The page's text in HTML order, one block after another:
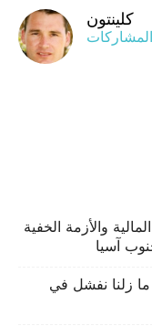
كلينتون
والأزمة الخفية
آسيا
ما زلنا نفشل في